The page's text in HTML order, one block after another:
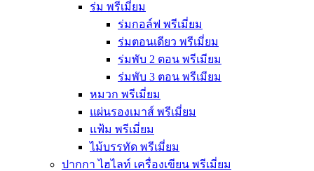
ร่ม พรีเมี่ยม
ร่มกอล์ฟ พรีเมี่ยม
ร่มตอนเดียว พรีเมี่ยม
ร่มพับ 2 ตอน พรีเมียม
ร่มพับ 3 ตอน พรีเมียม
หมวก พรีเมี่ยม
แผ่นรองเมาส์ พรีเมี่ยม
แฟ้ม พรีเมี่ยม
ไม้บรรทัด พรีเมี่ยม
ปากกา ไฮไลท์ เครื่องเขียน พรีเมี่ยม